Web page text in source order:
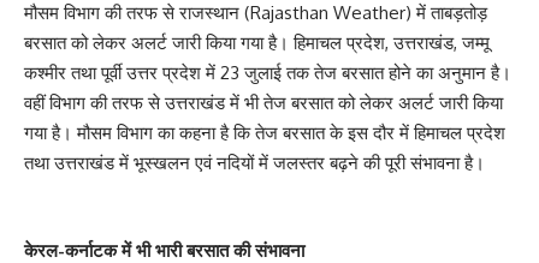
मौसम विभाग की तरफ से राजस्थान (Rajasthan Weather) में ताबड़तोड़
बरसात को लेकर अलर्ट जारी किया गया है। हिमाचल प्रदेश, उत्तराखंड, जम्मू
कश्मीर तथा पूर्वी उत्तर प्रदेश में 23 जुलाई तक तेज बरसात होने का अनुमान है।
वहीं विभाग की तरफ से उत्तराखंड में भी तेज बरसात को लेकर अलर्ट जारी किया
गया है। मौसम विभाग का कहना है कि तेज बरसात के इस दौर में हिमाचल प्रदेश
तथा उत्तराखंड में भूस्खलन एवं नदियों में जलस्तर बढ़ने की पूरी संभावना है।
केरल-कर्नाटक में भी भारी बरसात की संभावना